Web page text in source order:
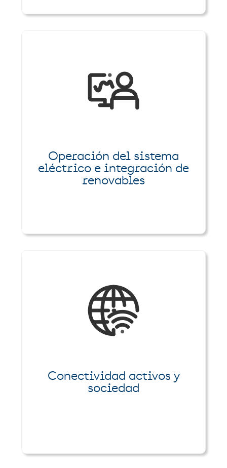
Operación del sistema
eléctrico e integración de
renovables
Conectividad activos y
sociedad